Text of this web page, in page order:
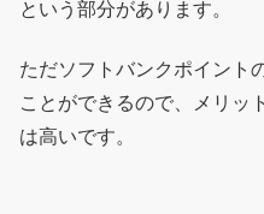
という部分があります。
ただソフトバンクポイント
ことができるので、メリッ
は高いです。